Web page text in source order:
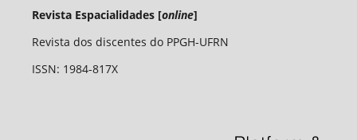
Revista Espacialidades [online]
Revista dos discentes do PPGH-UFRN
ISSN: 1984-817X